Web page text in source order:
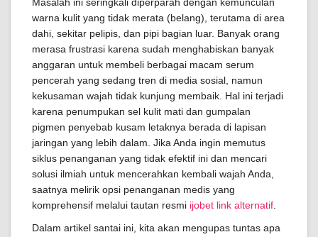
warna kulit yang tidak merata (belang), terutama di area
dahi, sekitar pelipis, dan pipi bagian luar. Banyak orang
merasa frustrasi karena sudah menghabiskan banyak
anggaran untuk membeli berbagai macam serum
pencerah yang sedang tren di media sosial, namun
kekusaman wajah tidak kunjung membaik. Hal ini terjadi
karena penumpukan sel kulit mati dan gumpalan
pigmen penyebab kusam letaknya berada di lapisan
jaringan yang lebih dalam. Jika Anda ingin memutus
siklus penanganan yang tidak efektif ini dan mencari
solusi ilmiah untuk mencerahkan kembali wajah Anda,
saatnya melirik opsi penanganan medis yang
komprehensif melalui tautan resmi ijobet link alternatif
Dalam artikel santai ini, kita akan mengupas tuntas apa